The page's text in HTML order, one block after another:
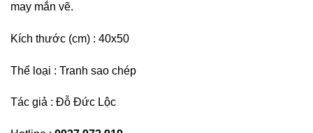
may mắn vẽ.
Kích thước (cm) : 40x50
Thể loại : Tranh sao chép
Tác giả : Đỗ Đức Lộc